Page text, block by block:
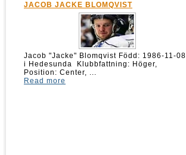
JACOB JACKE BLOMQVIST
Jacob "Jacke" Blomqvist Född: 1986-11-08
i Hedesunda Klubbfattning: Höger,
Position: Center, ...
Read more